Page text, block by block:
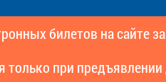
билетов на сайте
при